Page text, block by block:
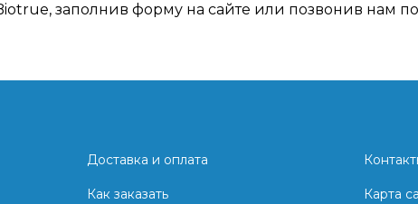
заполнив форму на сайте или позвонив нам
Доставка и оплата
Как заказать Карта